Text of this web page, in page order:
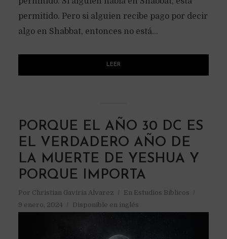
permitido. Pero si alguien recibe pago por decir
algo en Shabbat, entonces no está...
LEER
PORQUE EL AÑO 30 DC ES
EL VERDADERO AÑO DE
LA MUERTE DE YESHUA Y
PORQUE IMPORTA
Por Christian Gaviria Alvarez En Estudios Bíblicos
9 enero, 2024
Disponible en inglés